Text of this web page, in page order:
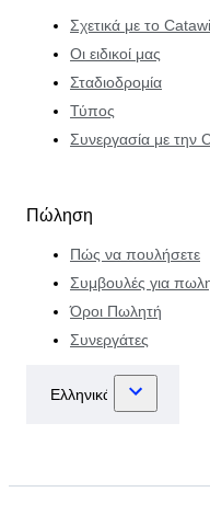
Σχετικά με το
Οι ειδικοί μας
Σταδιοδρομία
Τύπος
Συνεργασία με την
Πώληση
Πώς να πουλήσετε
Συμβουλές για
Όροι Πωλητή
Συνεργάτες